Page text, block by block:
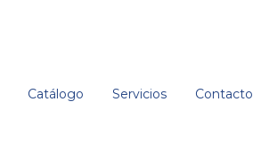
Catálogo Servicios Contacto